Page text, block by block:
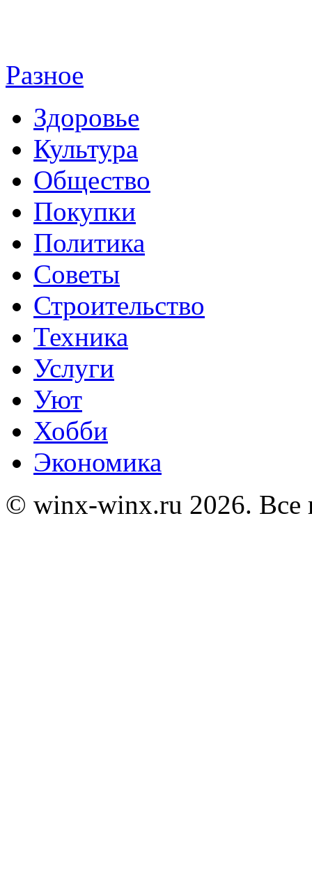
Разное
Здоровье
Культура
Общество
Покупки
Политика
Советы
Строительство
Техника
Услуги
Уют
Хобби
Экономика
© winx-winx.ru 2026. Все